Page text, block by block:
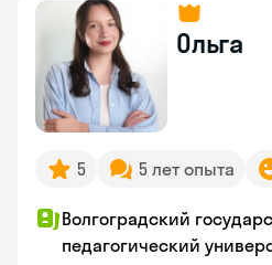
Ольга
5 5 лет опыта
Волгоградский
педагогический